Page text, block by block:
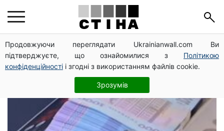
Продовжуючи переглядати Ukrainianwall.com Ви
підтверджуєте, що ознайомилися з Політикою
конфіденційності і згодні з використанням файлів cookie.
Зрозумів
бизнес